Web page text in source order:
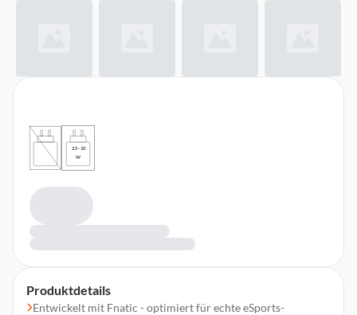
Produktdetails
Entwickelt mit Fnatic - optimiert für echte eSports-
2,5 - 10
W